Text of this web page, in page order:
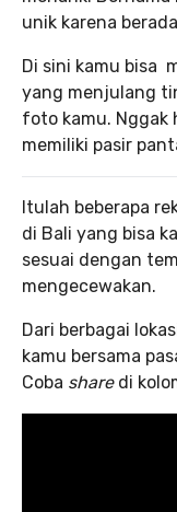
unik karena
Di sini kamu bisa
yang menjulang
foto kamu. Nggak
memiliki pasir
Itulah beberapa
di Bali yang bisa
sesuai dengan
mengecewakan.
Dari berbagai
kamu bersama
Coba sharedi